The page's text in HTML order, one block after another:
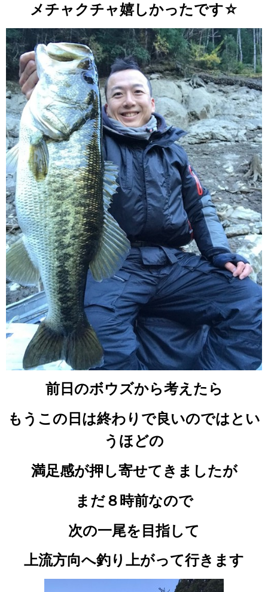
メチャクチャ嬉しかったです☆
前日のボウズから考えたら
もうこの日は終わりで良いのではとい
うほどの
満足感が押し寄せてきましたが
まだ８時前なので
次の一尾を目指して
上流方向へ釣り上がって行きます